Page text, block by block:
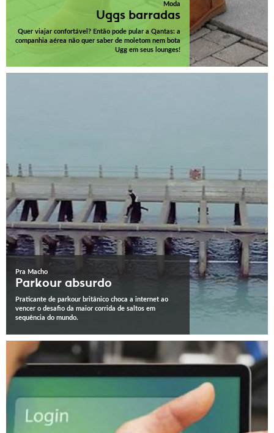
Moda
Uggs barradas
Quer viajar confortável? Então pode pular a Qantas: a
companhia aérea não quer saber de moletom nem bota
Ugg em seus lounges!
Pra Macho
Parkour absurdo
Praticante de parkour britânico choca a internet ao
vencer o desafio da maior corrida de saltos em
sequência do mundo.